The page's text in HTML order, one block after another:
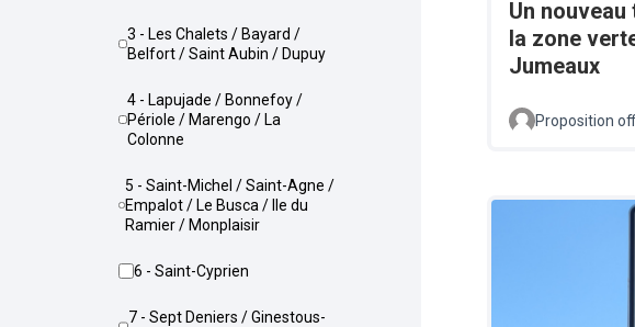
3 - Les Chalets / Bayard /
Belfort / Saint Aubin / Dupuy
4 - Lapujade / Bonnefoy /
Périole / Marengo / La
Colonne
5 - Saint-Michel / Saint-Agne /
Empalot / Le Busca / Ile du
Ramier / Monplaisir
6 - Saint-Cyprien
7 - Sept Deniers / Ginestous-
Un
la zone
Jumeaux
Proposition